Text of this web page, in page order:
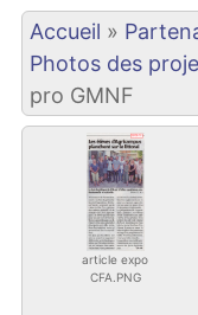
Accueil »
Photos des
pro GMNF
article expo
CFA.PNG